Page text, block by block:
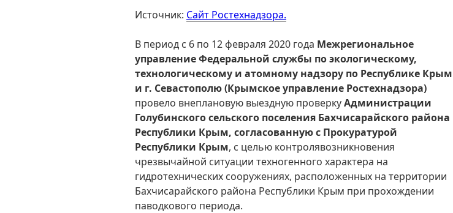
Источник: Сайт Ростехнадзора.
В период с 6 по 12 февраля 2020 года Межрегиональное
управление Федеральной службы по экологическому,
технологическому и атомному надзору по Республике Крым
и г. Севастополю (Крымское управление Ростехнадзора)
провело внеплановую выездную проверкуАдминистрации
Голубинского сельского поселения Бахчисарайского района
Республики Крым, согласованную с Прокуратурой
Республики Крым, с целью контролявозникновения
чрезвычайной ситуации техногенного характера на
гидротехнических сооружениях, расположенных на территории
Бахчисарайского района Республики Крым при прохождении
паводкового периода.